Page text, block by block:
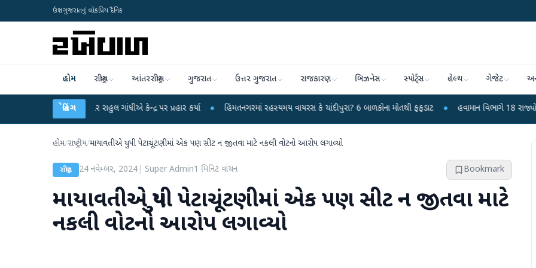
ઉત્તર ગુજરાતનું લોકપ્રિય દૈનિક
હોમ રાષ્ટ્રીય આંતરરાષ્ટ્રીય ગુજરાત ઉત્તર ગુજરાત રાજકારણ બિઝનેસ સ્પોર્ટ્સ હેલ્થ ગેજેટ
બ્રેકિંગ
આરોપો પર રાહુલ ગાંધીએ કેન્દ્ર પર પ્રહાર કર્યા ● હિંમતનગરમાં રહસ્યમય વાયરસ કે ચાંદીપુરા? 6 બાળકોના મોતથી ફફડાટ ● હવામાન વિભાગે 18 રાજ્યો માટે ભારે
હોમ/રાષ્ટ્રીય/માયાવતીએ યુપી પેટાચૂંટણીમાં એક પણ સીટ ન જીતવા માટે નકલી વોટનો આરોપ લગાવ્યો
રાષ્ટ્રીય 24 નવેમ્બર, 2024| Super Admin1 મિનિટ વાંચન Bookmark
માયાવતીએ યુપી પેટાચૂંટણીમાં એક પણ સીટ ન જીતવા માટે
નકલી વોટનો આરોપ લગાવ્યો